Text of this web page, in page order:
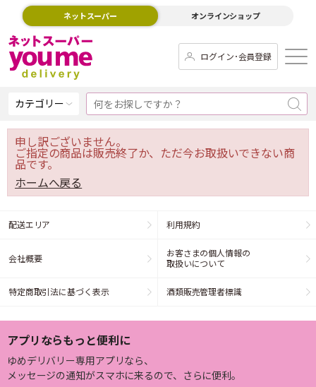
ネットスーパー オンラインショップ
ログイン･会員登録
カテゴリー
申し訳ございません。
ご指定の商品は販売終了か、ただ今お取扱いできない商
品です。
ホームへ戻る
配送エリア 利用規約
会社概要
お客さまの個人情報の
取扱いについて
特定商取引法に基づく表示 酒類販売管理者標識
アプリならもっと便利に
ゆめデリバリー専用アプリなら、
メッセージの通知がスマホに来るので、さらに便利。